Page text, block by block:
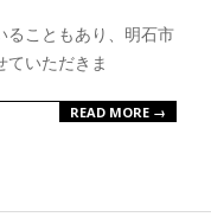
ることもあり、明石市
いただきま
READ MORE →